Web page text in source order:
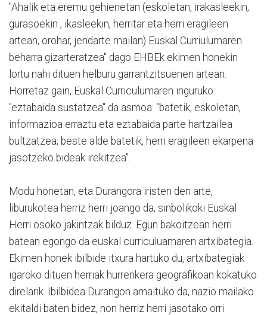
"Ahalik eta eremu gehienetan (eskoletan, irakasleekin,
gurasoekin , ikasleekin, herritar eta herri eragileen
artean, orohar, jendarte mailan) Euskal Curriulumaren
beharra gizarteratzea" dago EHBEk ekimen honekin
lortu nahi dituen helburu garrantzitsuenen artean.
Horretaz gain, Euskal Curriculumaren inguruko
"eztabaida sustatzea" da asmoa: "batetik, eskoletan,
informazioa erraztu eta eztabaida parte hartzailea
bultzatzea; beste alde batetik, herri eragileen ekarpena
jasotzeko bideak irekitzea".
Modu honetan, eta Durangora iristen den arte,
liburukotea herriz herri joango da, sinbolikoki Euskal
Herri osoko jakintzak bilduz. Egun bakoitzean herri
batean egongo da euskal curriculuamaren artxibategia.
Ekimen honek ibilbide itxura hartuko du, artxibategiak
igaroko dituen herriak hurrenkera geografikoan kokatuko
direlarik. Ibilbidea Durangon amaituko da, nazio mailako
ekitaldi baten bidez, non herriz herri jasotako orri